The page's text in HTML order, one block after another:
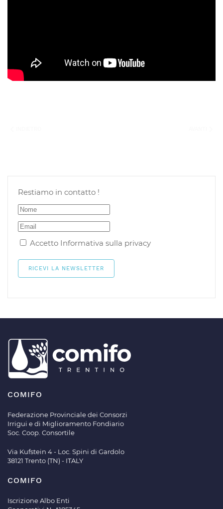
Restiamo in contatto !
Accetto Informativa sulla privacy
COMIFO
Federazione Provinciale dei Consorzi
Irrigui e di Miglioramento Fondiario
Soc. Coop. Consortile
Via Kufstein 4 - Loc. Spini di Gardolo
38121 Trento (TN) - ITALY
COMIFO
Iscrizione Albo Enti